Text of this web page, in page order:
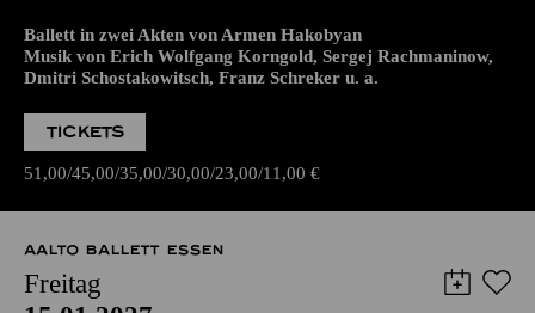
DER GLÖCKNER­ VON
NOTRE-DAME
Musik von Erich Wolfgang Korngold, Sergej Rachmaninow,
Dmitri Schostakowitsch, Franz Schreker u. a.
51,00 45,00 35,00 30,00 23,00